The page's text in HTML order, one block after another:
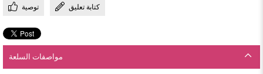
توصية كتابة تعليق
مواصفات السلعة